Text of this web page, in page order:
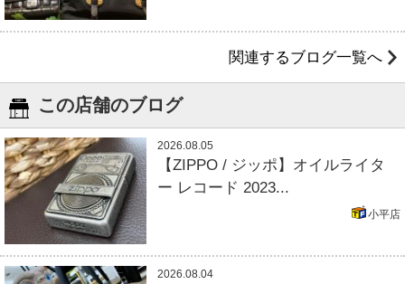
関連するブログ一覧へ
この店舗のブログ
2026.08.05
【ZIPPO / ジッポ】オイルライタ
ー レコード 2023...
小平店
2026.08.04